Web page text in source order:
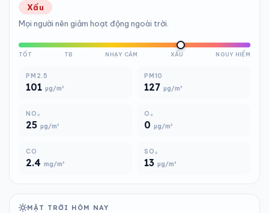
Xấu
Mọi người nên giảm hoạt động ngoài trời.
TỐT TB NHẠY CẢM XẤU NGUY HIỂM
PM2.5
101 µg/m³
PM10
127 µg/m³
NO₂
25 µg/m³
O₃
0 µg/m³
CO
2.4 mg/m³
SO₂
13 µg/m³
MẶT TRỜI HÔM NAY